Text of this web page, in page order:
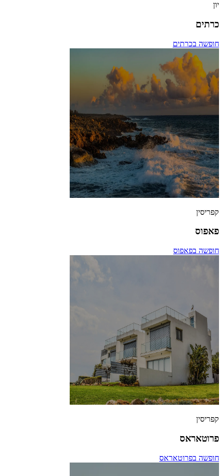
יון
כרתים
חופשה בכרתים
קפריסין
פאפוס
חופשה בפאפוס
קפריסין
פרוטאראס
חופשה בפרוטאראס